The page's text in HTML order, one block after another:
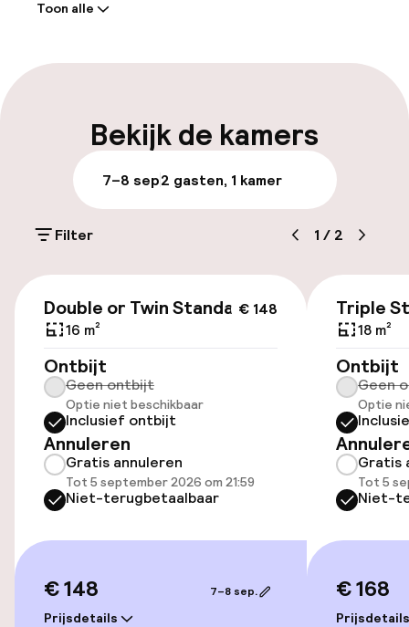
Bagageruimte
Parkeren & mobiliteit
Parkeergelegenheid op eigen terrein
(buiten)
Gratis parkeren
Luchthavenshuttle
Toegankelijkheid
Lift
Entertainment
Tuin
Toon alle
Bekijk de kamers
7–8 sep2 gasten, 1 kamer
Filter 1 / 2
€ 148
Double or Twin Standard
16 m²
Ontbijt
Geen ontbijt
Optie niet beschikbaar
Inclusief ontbijt
Annuleren
Gratis annuleren
Tot 5 september 2026 om 21:59
Niet-terugbetaalbaar
€ 148
Prijsdetails
7–8 sep.
Triple
18 m²
Ontbijt
Geen
Optie
Gratis
Tot 5
Niet-
€ 168
Prijsdetails